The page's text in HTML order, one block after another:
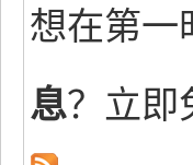
想在第一
息？立即